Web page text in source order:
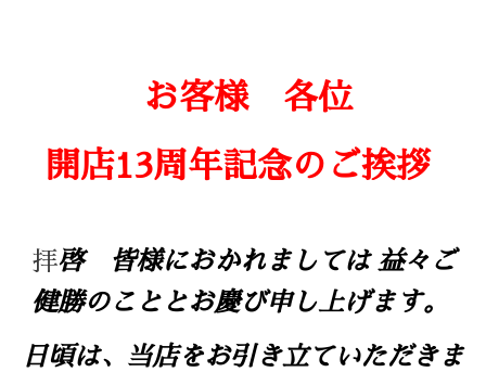
お客様 各位
開店13周年記念のご挨拶
拝啓 皆様におかれましては 益々ご
健勝のこととお慶び申し上げます。
日頃は、当店をお引き立ていただきま